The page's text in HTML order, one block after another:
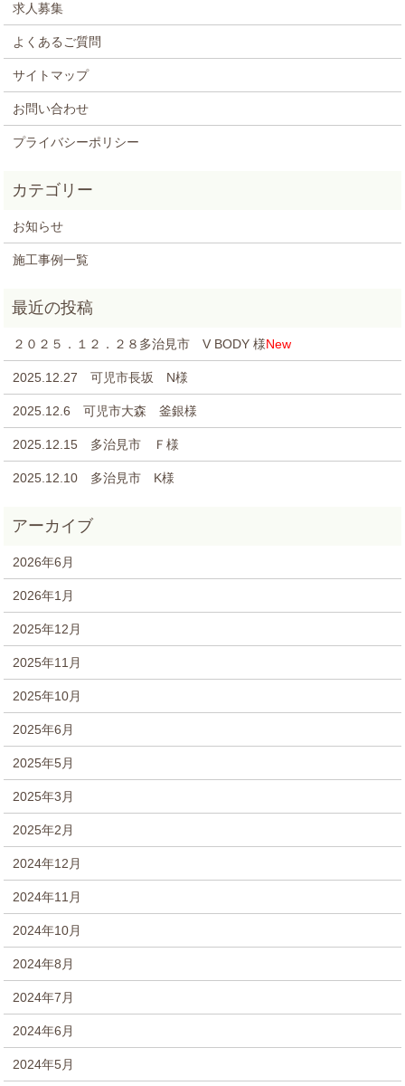
求人募集
よくあるご質問
サイトマップ
お問い合わせ
プライバシーポリシー
お知らせ
施工事例一覧
２０２５．１２．２８多治見市 V BODY 様New
2025.12.27 可児市長坂 N様
2025.12.6 可児市大森 釜銀様
2025.12.15 多治見市 Ｆ様
2025.12.10 多治見市 K様
2026年6月
2026年1月
2025年12月
2025年11月
2025年10月
2025年6月
2025年5月
2025年3月
2025年2月
2024年12月
2024年11月
2024年10月
2024年8月
2024年7月
2024年6月
2024年5月